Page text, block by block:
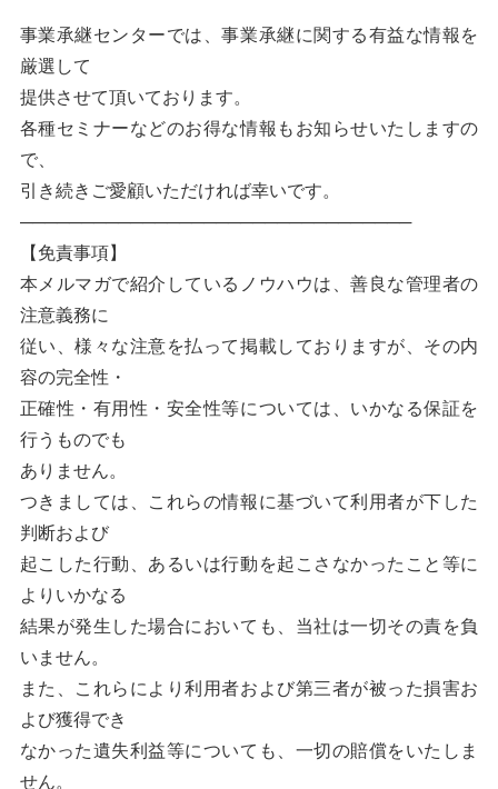
事業承継センターでは、事業承継に関する有益な情報を
厳選して
提供させて頂いております。
各種セミナーなどのお得な情報もお知らせいたしますの
で、
引き続きご愛顧いただければ幸いです。
────────────────────────────────
【免責事項】
本メルマガで紹介しているノウハウは、善良な管理者の
注意義務に
従い、様々な注意を払って掲載しておりますが、その内
容の完全性・
正確性・有用性・安全性等については、いかなる保証を
行うものでも
ありません。
つきましては、これらの情報に基づいて利用者が下した
判断および
起こした行動、あるいは行動を起こさなかったこと等に
よりいかなる
結果が発生した場合においても、当社は一切その責を負
いません。
また、これらにより利用者および第三者が被った損害お
よび獲得でき
なかった遺失利益等についても、一切の賠償をいたしま
せん。